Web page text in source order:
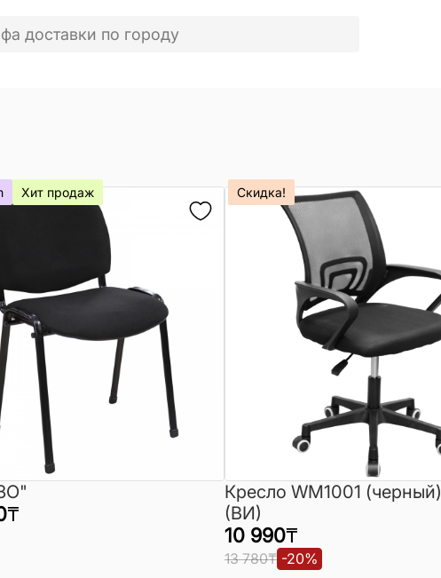
доставки по городу
Хит продаж
₸
Скидка!
Кресло WM1001 (черный)
(ВИ)
10 990₸
13 780₸ -20%